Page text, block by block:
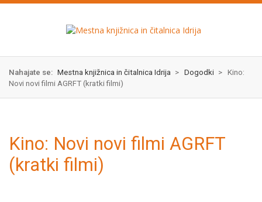
Skok
izjava
Nahajate se: Mestna knjižnica in čitalnica Idrija > Dogodki > Kino:
Novi novi filmi AGRFT (kratki filmi)
Kino: Novi novi filmi AGRFT
(kratki filmi)